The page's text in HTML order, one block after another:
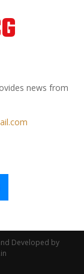
news from
Developed by